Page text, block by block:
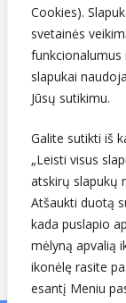
Cookies).
svetainės
funkcionalumus
slapukai
Jūsų sutikimu.
Galite sutikti iš
„Leisti visus
atskirų slapukų
Atšaukti duotą
kada puslapio
mėlyną apvalią
ikonėlę rasite
esantį Meniu